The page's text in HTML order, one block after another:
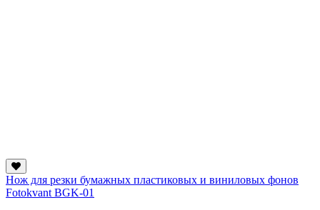
Нож для резки бумажных пластиковых и виниловых фонов
Fotokvant BGK-01